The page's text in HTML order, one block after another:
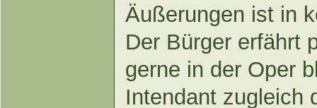
Äußerungen ist in
Der Bürger erfährt
gerne in der Oper
Intendant zugleich